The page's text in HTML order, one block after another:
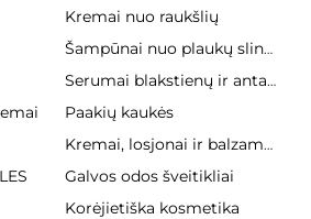
Kremai nuo raukšlių
Šampūnai nuo plaukų slinkimo
Serumai blakstienų ir antakiams
Paakių kaukės
Kremai, losjonai ir balzamai kūnui
Galvos odos šveitikliai
Korėjietiška kosmetika